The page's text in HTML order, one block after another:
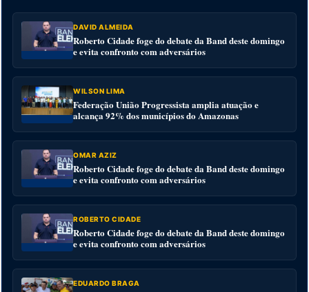
DAVID ALMEIDA
Roberto Cidade foge do debate da Band deste domingo
e evita confronto com adversários
WILSON LIMA
Federação União Progressista amplia atuação e
alcança 92% dos municípios do Amazonas
OMAR AZIZ
Roberto Cidade foge do debate da Band deste domingo
e evita confronto com adversários
ROBERTO CIDADE
Roberto Cidade foge do debate da Band deste domingo
e evita confronto com adversários
EDUARDO BRAGA